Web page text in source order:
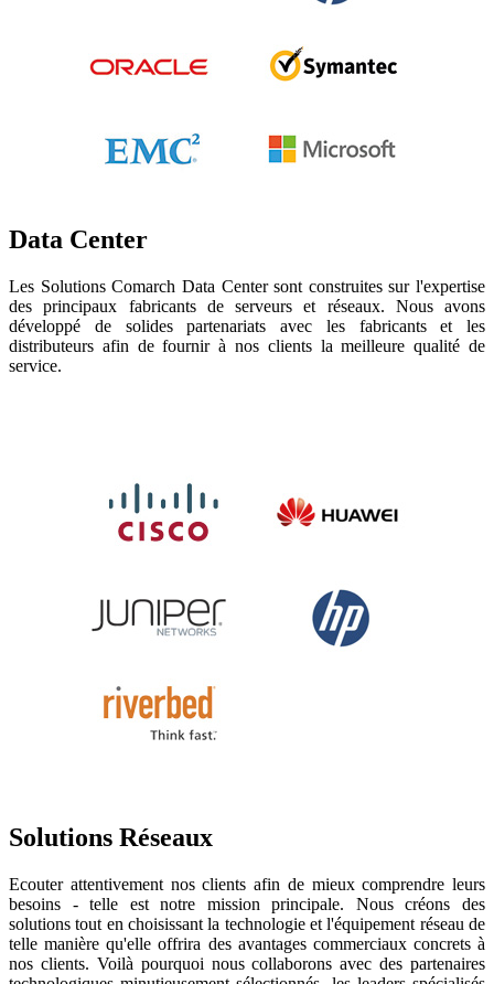
Data Center
Les Solutions Comarch Data Center sont construites sur l'expertise
des principaux fabricants de serveurs et réseaux. Nous avons
développé de solides partenariats avec les fabricants et les
distributeurs afin de fournir à nos clients la meilleure qualité de
service.
Solutions Réseaux
Ecouter attentivement nos clients afin de mieux comprendre leurs
besoins - telle est notre mission principale. Nous créons des
solutions tout en choisissant la technologie et l'équipement réseau de
telle manière qu'elle offrira des avantages commerciaux concrets à
nos clients. Voilà pourquoi nous collaborons avec des partenaires